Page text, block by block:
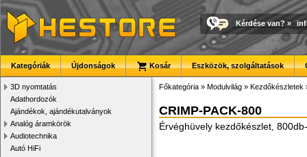
Kérdése van? »
Kategóriák Újdonságok Kosár Eszközök, szolgáltatások
3D nyomtatás
Adathordozók
Ajándékok, ajándékutalványok
Analóg áramkörök
Audiotechnika
Autó HiFi
Főkategória » Modulvilág » Kezdőkészletek
CRIMP-PACK-800
Érvéghüvely kezdőkészlet,